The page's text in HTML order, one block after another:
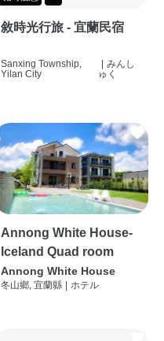
敘時光行旅 - 宜蘭民宿
Sanxing Township,
Yilan City
| みんし
ゅく
Annong White House-
Iceland Quad room
Annong White House
冬山鄉, 宜蘭縣 | ホテル